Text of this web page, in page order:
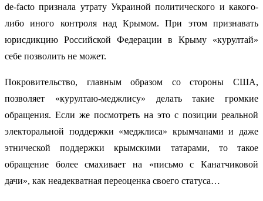
de-facto признала утрату Украиной политического и какого-
либо иного контроля над Крымом. При этом признавать
юрисдикцию Российской Федерации в Крыму «курултай»
себе позволить не может.
Покровительство, главным образом со стороны США,
позволяет «курултаю-меджлису» делать такие громкие
обращения. Если же посмотреть на это с позиции реальной
электоральной поддержки «меджлиса» крымчанами и даже
этнической поддержки крымскими татарами, то такое
обращение более смахивает на «письмо с Канатчиковой
дачи», как неадекватная переоценка своего статуса…